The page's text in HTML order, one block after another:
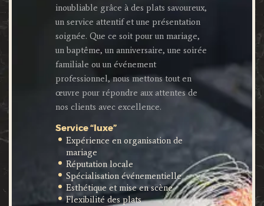
inoubliable grâce à des plats savoureux,
un service attentif et une présentation
soignée. Que ce soit pour un mariage,
un baptême, un anniversaire, une soirée
familiale ou un événement
professionnel, nous mettons tout en
œuvre pour répondre aux attentes de
nos clients avec excellence.
Service “luxe”
Expérience en organisation de
mariage
Réputation locale
Spécialisation événementielle
Esthétique et mise en scène
Flexibilité des plats